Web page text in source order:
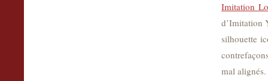
Imitation
d’Imitation
silhouette
mal